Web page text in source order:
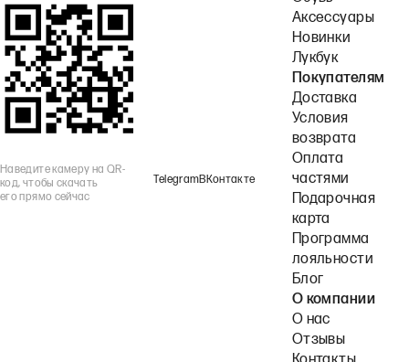
или Android.
Наведите камеру на QR-
код, чтобы скачать
его прямо сейчас
TelegramВКонтакте
Аксессуары
Новинки
Лукбук
Покупателям
Доставка
Условия
возврата
Оплата
частями
Подарочная
карта
Программа
лояльности
Блог
О компании
О нас
Отзывы